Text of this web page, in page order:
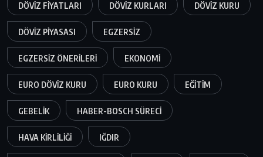
DÖVIZ FIYATLARI DÖVIZ KURLARI DÖVIZ KURU
DÖVIZ PIYASASI EGZERSIZ
EGZERSIZ ÖNERILERI EKONOMI
EURO DÖVIZ KURU EURO KURU EĞITIM
GEBELIK HABER-BOSCH SÜRECI
HAVA KIRLILIĞI IĞDIR